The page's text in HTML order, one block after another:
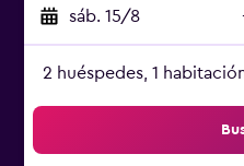
sáb. 15/8
2 huéspedes, 1